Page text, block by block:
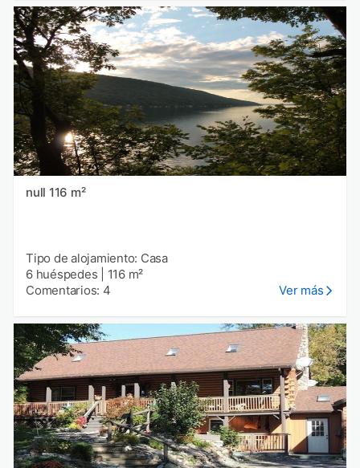
null 116 m²
Tipo de alojamiento: Casa
6 huéspedes
116 m²
Comentarios: 4
Ver más